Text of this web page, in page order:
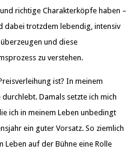
richtige Charakterköpfe haben –
dabei trotzdem lebendig, intensiv
und diese
zu verstehen.
ist? In meinem
Damals setzte ich mich
ich in meinem Leben unbedingt
ein guter Vorsatz. So ziemlich
Leben auf der Bühne eine Rolle